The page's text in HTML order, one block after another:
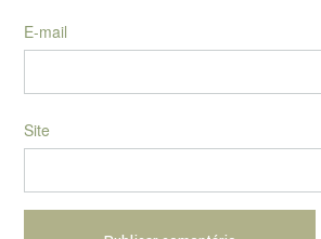
E-mail
Site